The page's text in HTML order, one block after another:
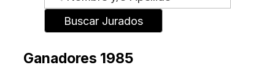
Buscar Jurados
Ganadores 1985